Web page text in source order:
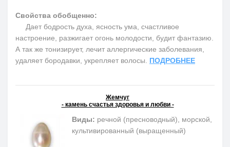
Свойства обобщенно:
Дает бодрость духа, ясность ума, счастливое
настроение, разжигает огонь молодости, будит фантазию.
А так же тонизирует, лечит аллергические заболевания,
удаляет бородавки, укрепляет волосы. ПОДРОБНЕЕ
Жемчуг
- камень счастья здоровья и любви -
Виды: речной (пресноводный), морской,
культивированный (выращенный)